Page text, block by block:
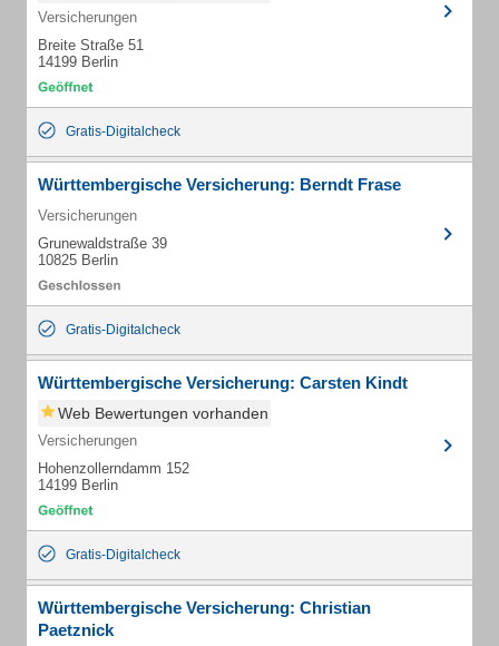
Versicherungen
Breite Straße 51
14199 Berlin
Gratis-Digitalcheck
Württembergische Versicherung: Berndt Frase
Versicherungen
Grunewaldstraße 39
10825 Berlin
Gratis-Digitalcheck
Württembergische Versicherung: Carsten Kindt
Web Bewertungen vorhanden
Versicherungen
Hohenzollerndamm 152
14199 Berlin
Gratis-Digitalcheck
Württembergische Versicherung: Christian
Paetznick